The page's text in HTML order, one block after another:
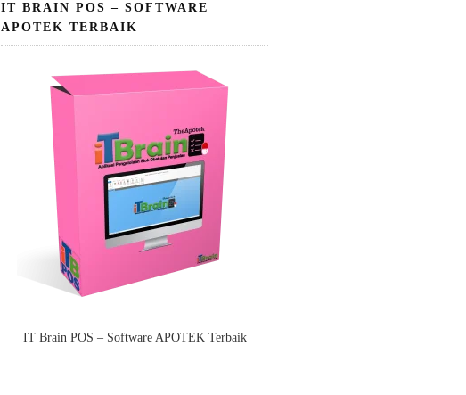
IT BRAIN POS – SOFTWARE
APOTEK TERBAIK
IT Brain POS – Software APOTEK Terbaik